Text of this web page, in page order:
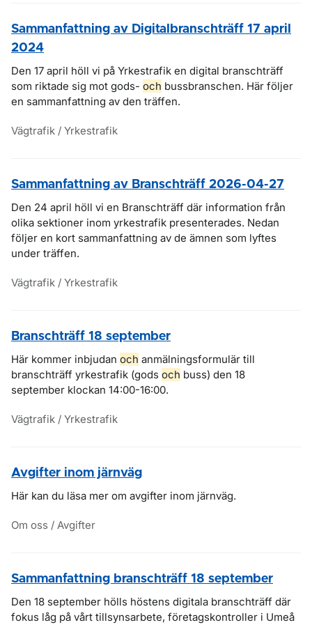
Sammanfattning av Digitalbranschträff 17 april
2024
Den 17 april höll vi på Yrkestrafik en digital branschträff
som riktade sig mot gods- och bussbranschen. Här följer
en sammanfattning av den träffen.
Vägtrafik / Yrkestrafik
Sammanfattning av Branschträff 2026-04-27
Den 24 april höll vi en Branschträff där information från
olika sektioner inom yrkestrafik presenterades. Nedan
följer en kort sammanfattning av de ämnen som lyftes
under träffen.
Vägtrafik / Yrkestrafik
Branschträff 18 september
Här kommer inbjudan och anmälningsformulär till
branschträff yrkestrafik (gods och buss) den 18
september klockan 14:00-16:00.
Vägtrafik / Yrkestrafik
Avgifter inom järnväg
Här kan du läsa mer om avgifter inom järnväg.
Om oss / Avgifter
Sammanfattning branschträff 18 september
Den 18 september hölls höstens digitala branschträff där
fokus låg på vårt tillsynsarbete, företagskontroller i Umeå